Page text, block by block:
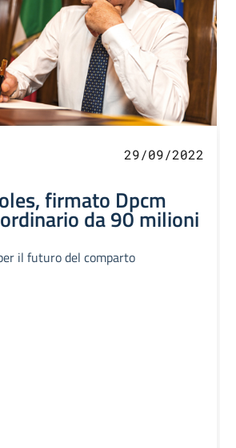
29/09/2022
firmato Dpcm
da 90 milioni
il futuro del comparto